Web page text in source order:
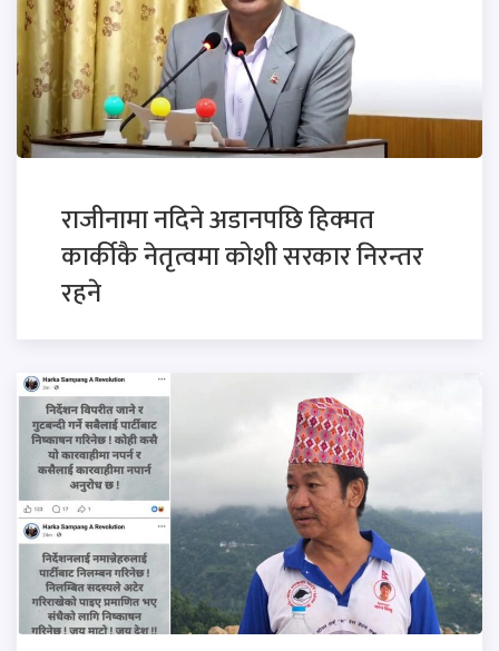
राजीनामा नदिने अडानपछि हिक्मत
कार्कीकै नेतृत्वमा कोशी सरकार निरन्तर
रहने